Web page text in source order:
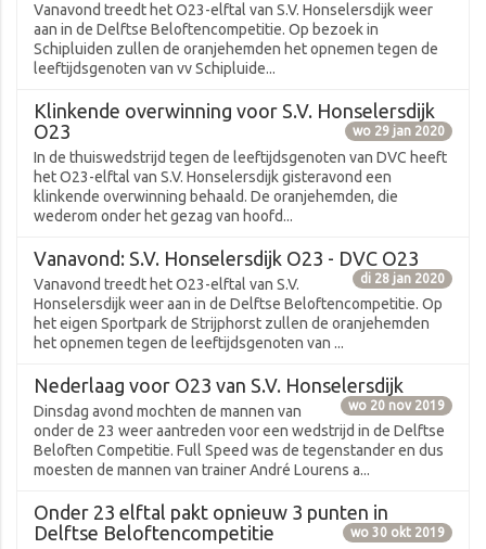
Vanavond treedt het O23-elftal van S.V. Honselersdijk weer
aan in de Delftse Beloftencompetitie. Op bezoek in
Schipluiden zullen de oranjehemden het opnemen tegen de
leeftijdsgenoten van vv Schipluide...
Klinkende overwinning voor S.V. Honselersdijk
O23
wo 29 jan 2020
In de thuiswedstrijd tegen de leeftijdsgenoten van DVC heeft
het O23-elftal van S.V. Honselersdijk gisteravond een
klinkende overwinning behaald. De oranjehemden, die
wederom onder het gezag van hoofd...
Vanavond: S.V. Honselersdijk O23 - DVC O23
di 28 jan 2020
Vanavond treedt het O23-elftal van S.V.
Honselersdijk weer aan in de Delftse Beloftencompetitie. Op
het eigen Sportpark de Strijphorst zullen de oranjehemden
het opnemen tegen de leeftijdsgenoten van ...
Nederlaag voor O23 van S.V. Honselersdijk
wo 20 nov 2019
Dinsdag avond mochten de mannen van
onder de 23 weer aantreden voor een wedstrijd in de Delftse
Beloften Competitie. Full Speed was de tegenstander en dus
moesten de mannen van trainer André Lourens a...
Onder 23 elftal pakt opnieuw 3 punten in
Delftse Beloftencompetitie
wo 30 okt 2019